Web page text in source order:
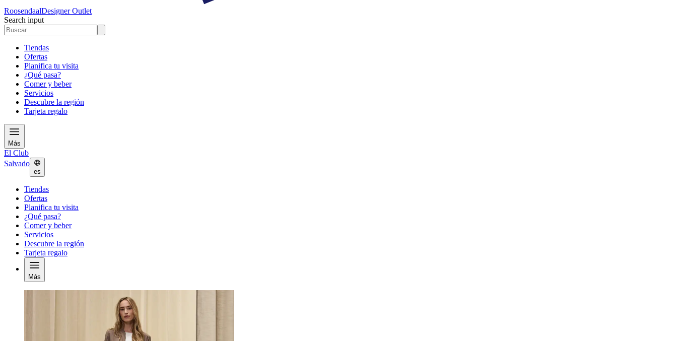
RoosendaalDesigner Outlet
Search input
Tiendas
Ofertas
Planifica tu visita
¿Qué pasa?
Comer y beber
Servicios
Descubre la región
Tarjeta regalo
Más
El Club
Salvado
es
Tiendas
Ofertas
Planifica tu visita
¿Qué pasa?
Comer y beber
Servicios
Descubre la región
Tarjeta regalo
Más